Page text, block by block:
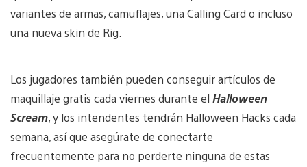
variantes de armas, camuflajes, una Calling Card o incluso
una nueva skin de Rig.
Los jugadores también pueden conseguir artículos de
maquillaje gratis cada viernes durante el Halloween
Scream, y los intendentes tendrán Halloween Hacks cada
semana, así que asegúrate de conectarte
frecuentemente para no perderte ninguna de estas